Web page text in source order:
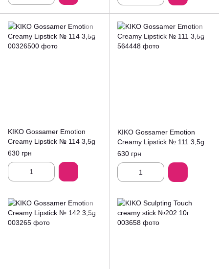
KIKO Gossamer Emotion
Creamy Lipstick № 114 3,5g
630 грн
KIKO Gossamer Emotion
Creamy Lipstick № 111 3,5g
630 грн